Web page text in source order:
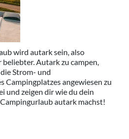
wird autark sein, also
Autark zu campen,
Strom- und
Campingplatzes angewiesen zu
und zeigen dir wie du dein
autark machst!